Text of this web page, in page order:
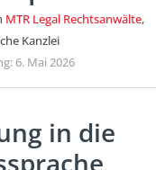
MTR Legal Rechtsanwälte,
Kanzlei
6. Mai 2026
in die